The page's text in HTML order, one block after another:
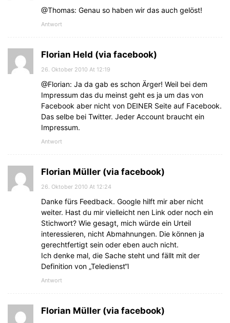
@Thomas: Genau so haben wir das auch gelöst!
Antwort
Florian Held (via facebook)
26. Oktober 2010 At 12:19
@Florian: Ja da gab es schon Ärger! Weil bei dem
Impressum das du meinst geht es ja um das von
Facebook aber nicht von DEINER Seite auf Facebook.
Das selbe bei Twitter. Jeder Account braucht ein
Impressum.
Antwort
Florian Müller (via facebook)
26. Oktober 2010 At 12:24
Danke fürs Feedback. Google hilft mir aber nicht
weiter. Hast du mir vielleicht nen Link oder noch ein
Stichwort? Wie gesagt, mich würde ein Urteil
interessieren, nicht Abmahnungen. Die können ja
gerechtfertigt sein oder eben auch nicht.
Ich denke mal, die Sache steht und fällt mit der
Definition von „Teledienst“l
Antwort
Florian Müller (via facebook)